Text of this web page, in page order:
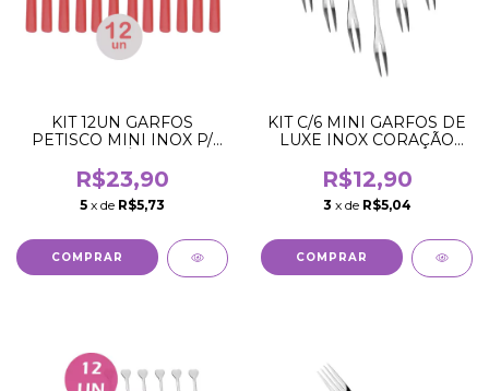
KIT 12UN GARFOS
PETISCO MINI INOX P/
FRIOS
R$23,90
5 x de R$5,73
KIT C/6 MINI GARFOS DE
LUXE INOX CORAÇÃO
R$12,90
3 x de R$5,04